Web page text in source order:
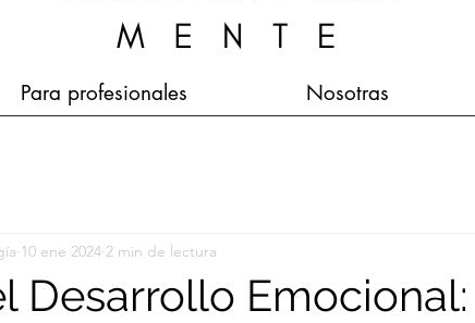
Para profesionales Nosotras
Desarrollo Emocional:
10 ene 2024 2 min de lectura